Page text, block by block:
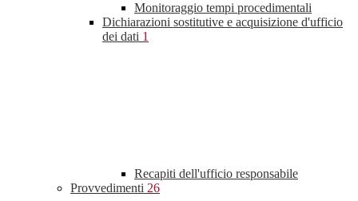
Monitoraggio tempi procedimentali
Dichiarazioni sostitutive e acquisizione d'ufficio
dei dati 1
Recapiti dell'ufficio responsabile
Provvedimenti 26